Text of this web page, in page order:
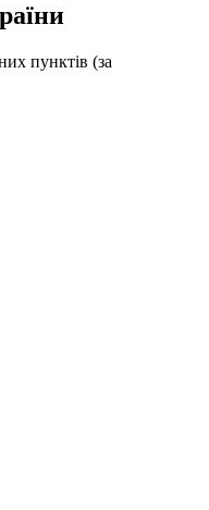
пунктів (за